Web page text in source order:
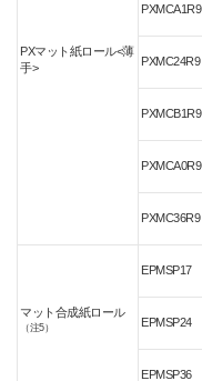
PXマット紙ロール<薄
手>
PXMCA1R9
PXMC24R9
PXMCB1R9
PXMCA0R9
PXMC36R9
マット合成紙ロール
（注5）
EPMSP17
EPMSP24
EPMSP36